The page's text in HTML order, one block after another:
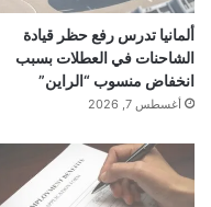
ألمانيا تدرس رفع حظر قيادة
الشاحنات في العطلات بسبب
انخفاض منسوب “الراين”
أغسطس 7, 2026